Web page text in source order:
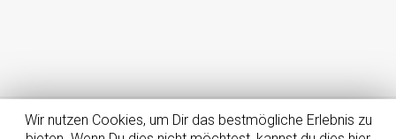
Impressum Datenschutz Dein Smartphone – Dein Tarif
Wir nutzen Cookies, um Dir das bestmögliche Erlebnis zu